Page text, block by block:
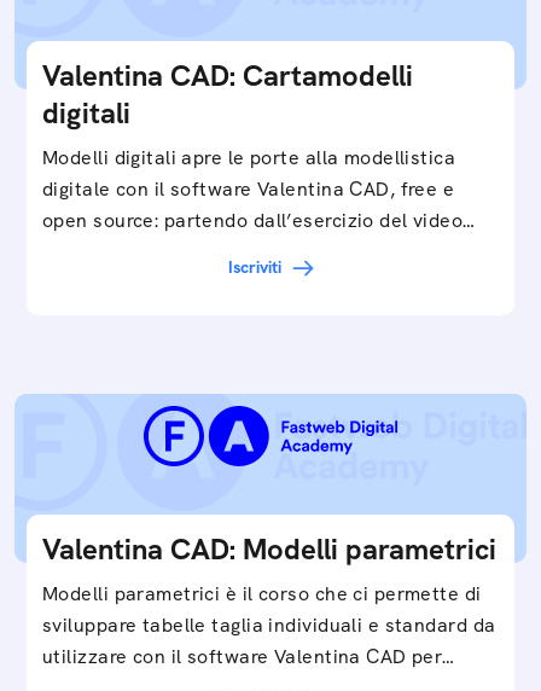
Valentina CAD: Cartamodelli
digitali
Modelli digitali apre le porte alla modellistica
digitale con il software Valentina CAD, free e
open source: partendo dall’esercizio del video…
Iscriviti
Valentina CAD: Modelli parametrici
Modelli parametrici è il corso che ci permette di
sviluppare tabelle taglia individuali e standard da
utilizzare con il software Valentina CAD per…